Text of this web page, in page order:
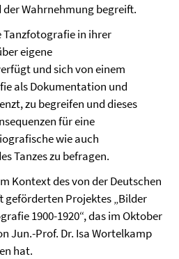
Wahrnehmung begreift.
Tanzfotografie in ihrer
eigene
und sich von einem
als Dokumentation und
zu begreifen und dieses
für eine
wie auch
Tanzes zu befragen.
Kontext des von der Deutschen
geförderten Projektes „Bilder
1900-1920“, das im Oktober
Jun.-Prof. Dr. Isa Wortelkamp
hat.